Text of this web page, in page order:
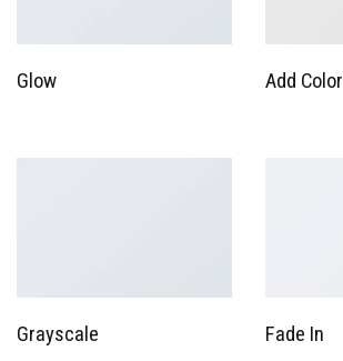
Glow Add Color
Grayscale Fade In